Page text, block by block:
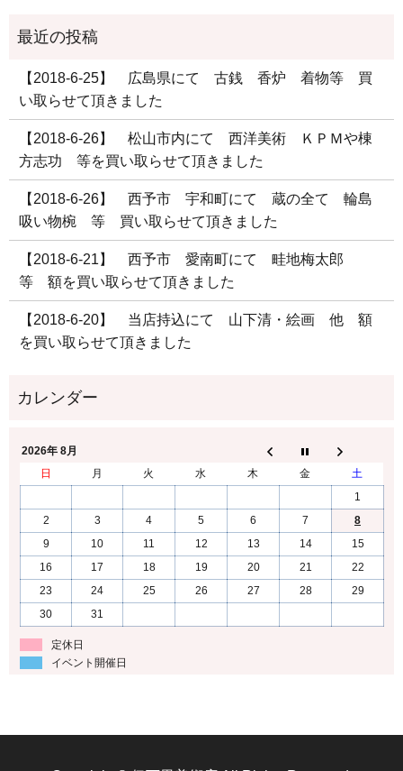
【2018-6-25】 広島県にて 古銭 香炉 着物等 買
い取らせて頂きました
【2018-6-26】 松山市内にて 西洋美術 ＫＰＭや棟
方志功 等を買い取らせて頂きました
【2018-6-26】 西予市 宇和町にて 蔵の全て 輪島
吸い物椀 等 買い取らせて頂きました
【2018-6-21】 西予市 愛南町にて 畦地梅太郎
等 額を買い取らせて頂きました
【2018-6-20】 当店持込にて 山下清・絵画 他 額
を買い取らせて頂きました
2026年 8月
日
月 火 水 木 金
土
1
2
3 4 5 6 7
8
9
10 11 12 13 14
15
16
17 18 19 20 21
22
23
24 25 26 27 28
29
30
31
定休日
イベント開催日